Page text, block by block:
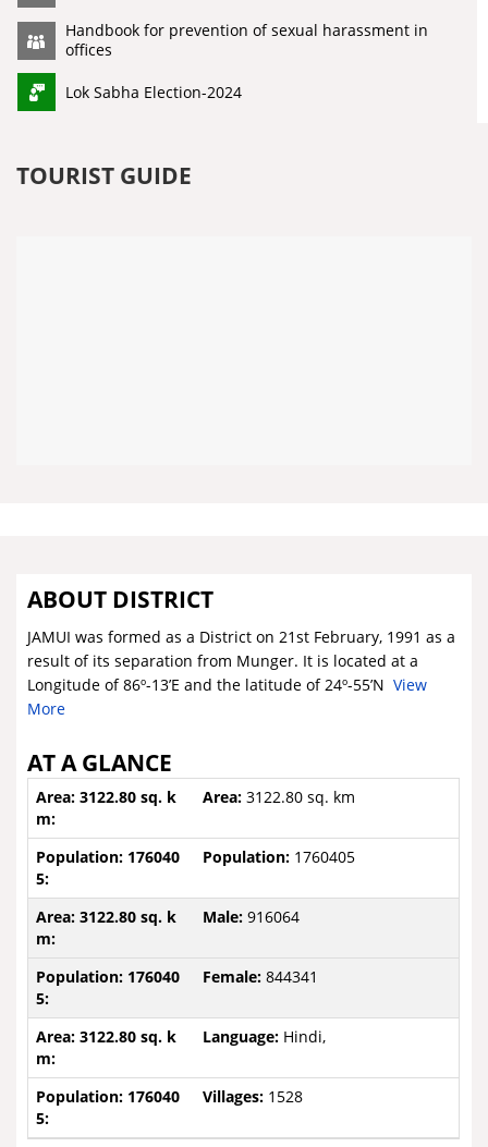
Handbook for prevention of sexual harassment in
offices
Lok Sabha Election-2024
TOURIST GUIDE
ABOUT DISTRICT
JAMUI was formed as a District on 21st February, 1991 as a
result of its separation from Munger. It is located at a
Longitude of 86º-13’E and the latitude of 24º-55’N View
More
AT A GLANCE
Area:3122.80 sq. km
Population:1760405
Male: 916064
Female: 844341
Language: Hindi,
Villages: 1528